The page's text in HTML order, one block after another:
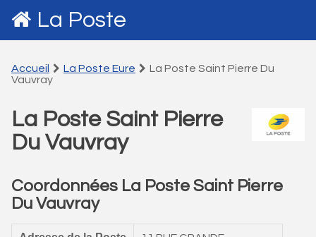
La Poste
Accueil La Poste Eure
La Poste Saint Pierre Du
Vauvray
La Poste Saint Pierre
Du Vauvray
Coordonnées La Poste Saint Pierre
Du Vauvray